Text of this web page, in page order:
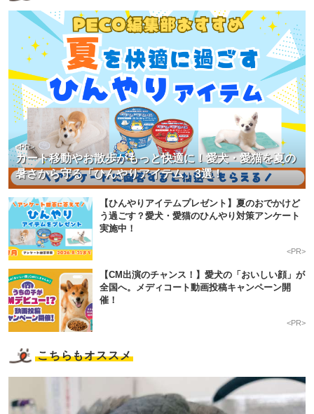
カート移動やお散歩がもっと快適に！愛犬・愛猫を夏の
暑さから守る「ひんやりアイテム」3選！
<PR>
【ひんやりアイテムプレゼント】夏のおでかけど
う過ごす？愛犬・愛猫のひんやり対策アンケート
実施中！
<PR>
【CM出演のチャンス！】愛犬の「おいしい顔」が
全国へ。メディコート動画投稿キャンペーン開
催！
<PR>
こちらもオススメ